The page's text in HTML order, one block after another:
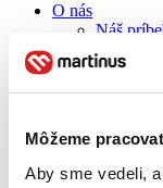
Môžeme
Aby sme vedeli,
O nás
Náš
Náš
Galéria
Zodpovednosť
Zelený